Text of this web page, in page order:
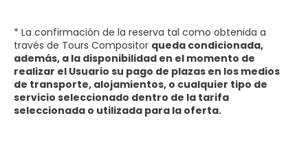
* La confirmación de la reserva tal como obtenida a
través de Tours Compositor queda condicionada,
además, a la disponibilidad en el momento de
realizar el Usuario su pago de plazas en los medios
de transporte, alojamientos, o cualquier tipo de
servicio seleccionado dentro de la tarifa
seleccionada o utilizada para la oferta.